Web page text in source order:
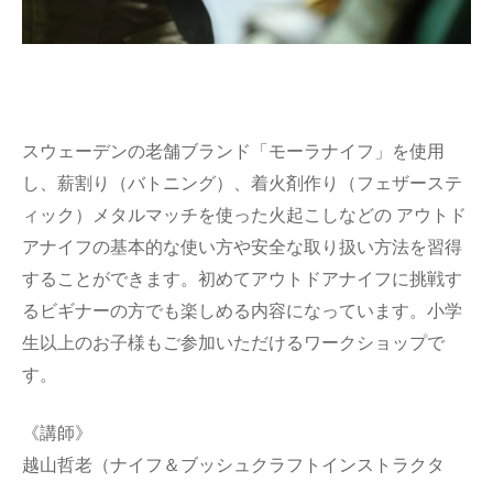
スウェーデンの老舗ブランド「モーラナイフ」を使用
し、薪割り（バトニング）、着火剤作り（フェザーステ
ィック）メタルマッチを使った火起こしなどの アウトド
アナイフの基本的な使い方や安全な取り扱い方法を習得
することができます。初めてアウトドアナイフに挑戦す
るビギナーの方でも楽しめる内容になっています。小学
生以上のお子様もご参加いただけるワークショップで
す。
《講師》
越山哲老（ナイフ＆ブッシュクラフトインストラクタ